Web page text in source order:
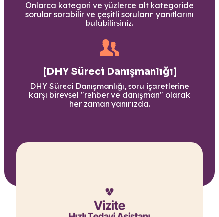
Onlarca kategori ve yüzlerce alt kategoride
sorular sorabilir ve çeşitli soruların yanıtlarını
bulabilirsiniz.
[DHY Süreci Danışmanlığı]
DHY Süreci Danışmanlığı, soru işaretlerine
karşı bireysel "rehber ve danışman" olarak
her zaman yanınızda.